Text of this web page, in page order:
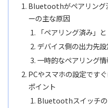
Bluetoothがペアリング
ーの主な原因
「ペアリング済み」
デバイス側の出力先
一時的なペアリング
PCやスマホの設定です
ポイント
Bluetoothスイッチの